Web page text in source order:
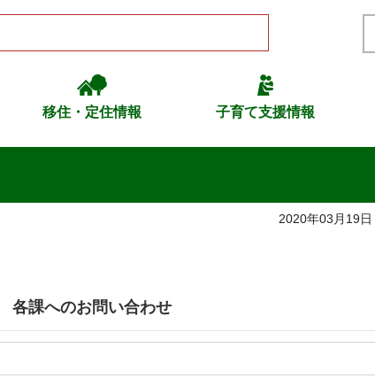
移住・定住情報 子育て支援情報
2020年03月19日
各課へのお問い合わせ